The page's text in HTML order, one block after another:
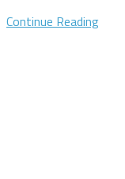
Continue Reading